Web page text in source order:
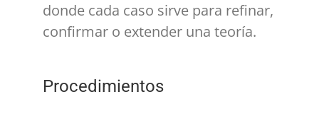
donde cada caso sirve para refinar,
confirmar o extender una teoría.
Procedimientos